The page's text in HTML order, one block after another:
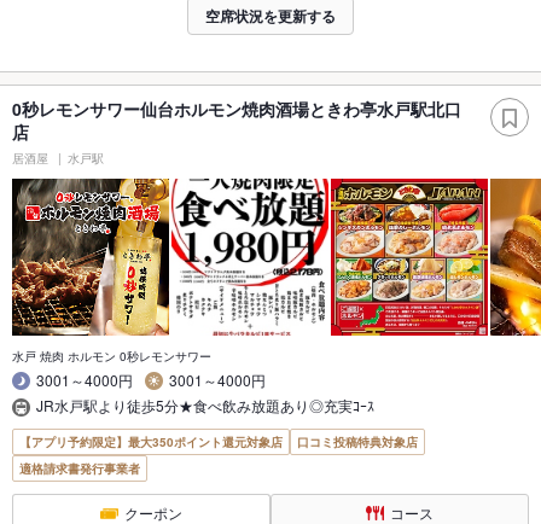
空席状況を更新する
0秒レモンサワー仙台ホルモン焼肉酒場ときわ亭水戸駅北口
店
居酒屋 水戸駅
水戸 焼肉 ホルモン 0秒レモンサワー
3001～4000円
3001～4000円
JR水戸駅より徒歩5分★食べ飲み放題あり◎充実ｺｰｽ
【アプリ予約限定】最大350ポイント還元対象店
口コミ投稿特典対象店
適格請求書発行事業者
クーポン コース